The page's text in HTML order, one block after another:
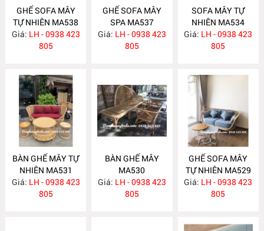
GHẾ SOFA MÂY
TỰ NHIÊN MA538
Giá: LH - 0938 423
805
GHẾ SOFA MÂY
SPA MA537
Giá: LH - 0938 423
805
SOFA MÂY TỰ
NHIÊN MA534
Giá: LH - 0938 423
805
BÀN GHẾ MÂY TỰ
NHIÊN MA531
Giá: LH - 0938 423
805
BÀN GHẾ MÂY
MA530
Giá: LH - 0938 423
805
GHẾ SOFA MÂY
TỰ NHIÊN MA529
Giá: LH - 0938 423
805